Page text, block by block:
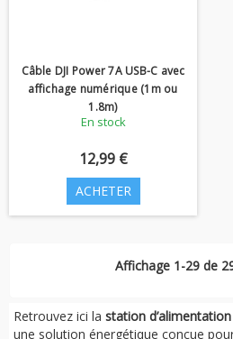
Câble DJI Power 7A USB-C avec
affichage numérique (1m ou
1.8m)
En stock
12,99 €
ACHETER
Affichage 1-29 de
Retrouvez ici la station
une solution énergétique conçue